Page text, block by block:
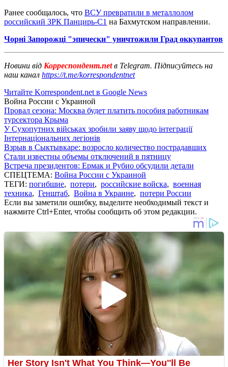
Ранее сообщалось, что ВСУ превратили в металлолом
российский ЗРК Панцирь-С1 на Бахмутском направлении.
Чорні Запорожці "эпически" уничтожили Град оккупантов
Новини від Корреспондент.netв Telegram. Підписуйтесь на
наш канал https://t.me/korrespondentnet
Читайте Korrespondent.net в Google News
Война России с Украиной
Провал сезона: Москва будет платить пособия работникам
турсектора Крыма
У Сухопутних військах зробили заяву щодо інтеграції
Інтернаціональних легіонів
Взрыв в Сыктывкаре: возросло количество пострадавших
Стали известны объемы отключений в пятницу
Встреча президентов: Ермак и Рубио обсудили детали
СПЕЦТЕМА: Война России с Украиной
ТЕГИ: погибшие, потери, российские войска, военная
техника, Генштаб, Война в Украине, потери России
Если вы заметили ошибку, выделите необходимый текст и
нажмите Ctrl+Enter, чтобы сообщить об этом редакции.